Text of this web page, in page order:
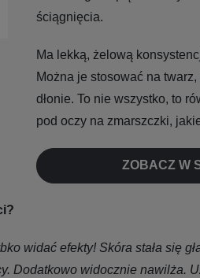
ściągnięcia.
Ma lekką, żelową
Można je stosować na
dłonie. To nie wszystko, to
pod oczy na zmarszczki,
ZOBACZ W
widać efekty! Skóra stała się
Dodatkowo widocznie nawilża.